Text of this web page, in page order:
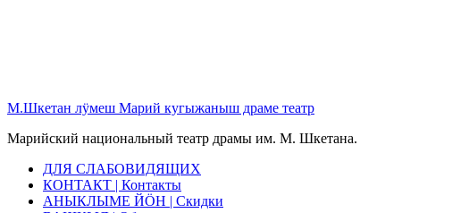
М.Шкетан лӱмеш Марий кугыжаныш драме театр
Марийский национальный театр драмы им. М. Шкетана.
ДЛЯ СЛАБОВИДЯЩИХ
КОНТАКТ | Контакты
АНЫКЛЫМЕ ЙӦН | Скидки